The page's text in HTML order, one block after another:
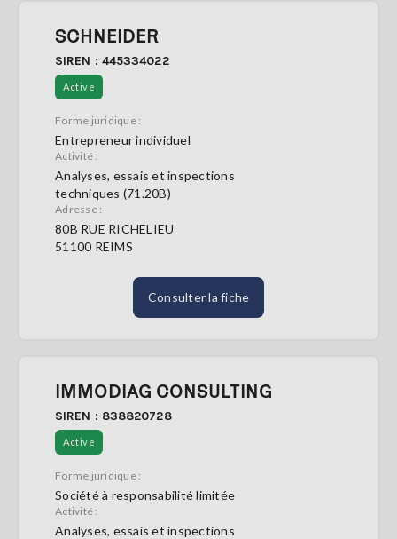
SCHNEIDER
SIREN : 445334022
Active
Forme juridique :
Entrepreneur individuel
Activité :
Analyses, essais et inspections
techniques (71.20B)
Adresse :
80B RUE RICHELIEU
51100 REIMS
Consulter la fiche
IMMODIAG CONSULTING
SIREN : 838820728
Active
Forme juridique :
Société à responsabilité limitée
Activité :
Analyses, essais et inspections